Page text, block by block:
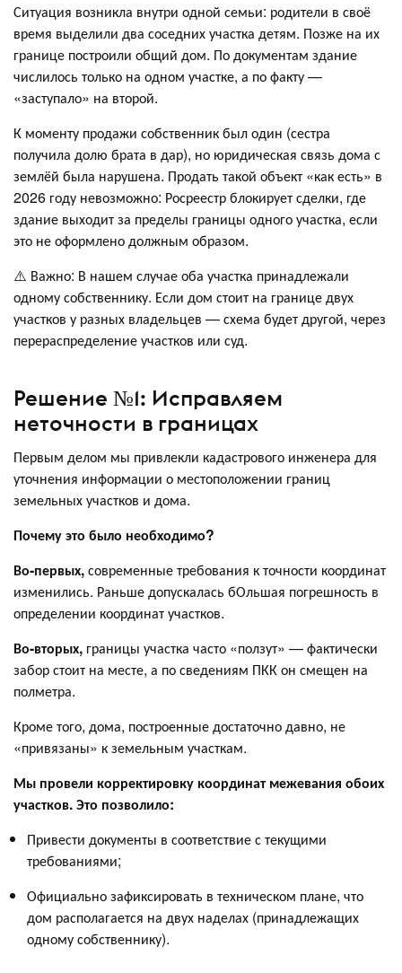
Ситуация возникла внутри одной семьи: родители в своё
время выделили два соседних участка детям. Позже на их
границе построили общий дом. По документам здание
числилось только на одном участке, а по факту —
«заступало» на второй.
К моменту продажи собственник был один (сестра
получила долю брата в дар), но юридическая связь дома с
землёй была нарушена. Продать такой объект «как есть» в
2026 году невозможно: Росреестр блокирует сделки, где
здание выходит за пределы границы одного участка, если
это не оформлено должным образом.
⚠️ Важно: В нашем случае оба участка принадлежали
одному собственнику. Если дом стоит на границе двух
участков у разных владельцев — схема будет другой, через
перераспределение участков или суд.
Решение №1: Исправляем
неточности в границах
Первым делом мы привлекли кадастрового инженера для
уточнения информации о местоположении границ
земельных участков и дома.
Почему это было необходимо?
Во-первых,современные требования к точности координат
изменились. Раньше допускалась бОльшая погрешность в
определении координат участков.
Во-вторых, границы участка часто «ползут» — фактически
забор стоит на месте, а по сведениям ПКК он смещен на
полметра.
Кроме того, дома, построенные достаточно давно, не
«привязаны» к земельным участкам.
Мы провели корректировку координат межевания обоих
участков. Это позволило:
Привести документы в соответствие с текущими
требованиями;
Официально зафиксировать в техническом плане, что
дом располагается на двух наделах (принадлежащих
одному собственнику).